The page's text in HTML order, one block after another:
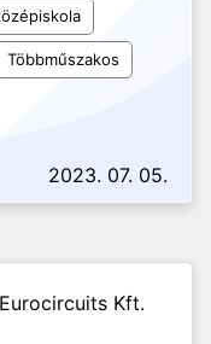
Többműszakos
2023. 07. 05.
Eurocircuits Kft.